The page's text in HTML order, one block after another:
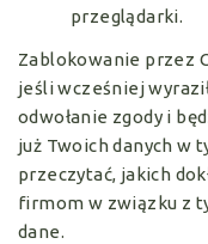
przeglądarki.
Zablokowanie przez
jeśli wcześniej
odwołanie zgody i
już Twoich danych w
przeczytać, jakich
firmom w związku z
dane.